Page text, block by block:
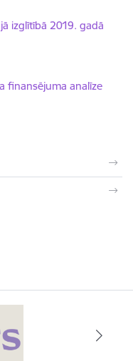
izglītībā 2019. gadā
finansējuma analīze